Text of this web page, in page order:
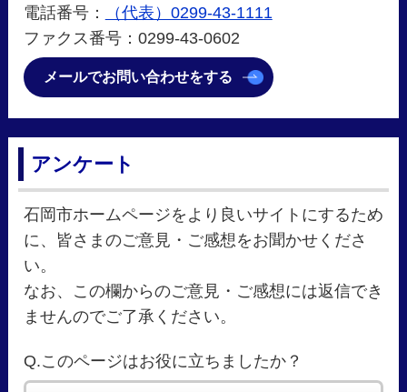
電話番号：
（代表）0299-43-1111
ファクス番号：0299-43-0602
メールでお問い合わせをする
アンケート
石岡市ホームページをより良いサイトにするため
に、皆さまのご意見・ご感想をお聞かせくださ
い。
なお、この欄からのご意見・ご感想には返信でき
ませんのでご了承ください。
Q.このページはお役に立ちましたか？